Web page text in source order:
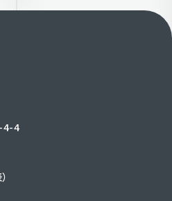
4-4